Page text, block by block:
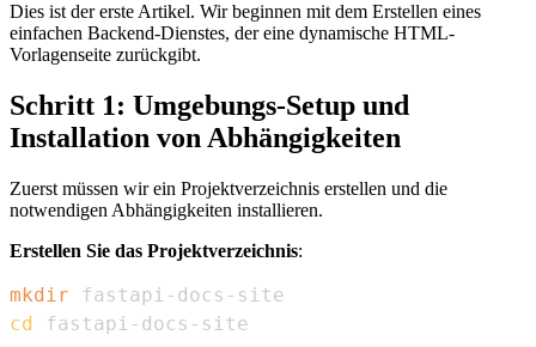
Dies ist der erste Artikel. Wir beginnen mit dem Erstellen eines
einfachen Backend-Dienstes, der eine dynamische HTML-
Vorlagenseite zurückgibt.
Schritt 1: Umgebungs-Setup und
Installation von Abhängigkeiten
Zuerst müssen wir ein Projektverzeichnis erstellen und die
notwendigen Abhängigkeiten installieren.
Erstellen Sie das Projektverzeichnis:
mkdir
cd fastapi-docs-site